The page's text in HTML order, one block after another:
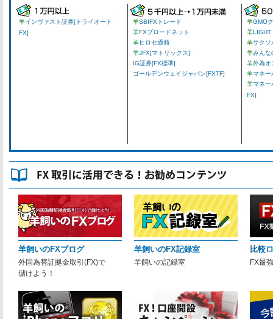
羊インヴァスト証券[トライオート
FX]
羊SBIFXトレード
羊FXブロードネット
羊ヒロセ通商
羊JFX[マトリックス]
IG証券[FX標準]
ゴールデンウェイジャパン[FXTF]
羊GMO
羊LIGHT
羊サクソ
羊みんな
羊外為オ
羊マネー
羊マネー
FX]
羊飼いのFXブログ
外国為替証拠金取引(FX)で
儲けよう！
羊飼いのFX記録室
羊飼いの記録室
比較
FX最